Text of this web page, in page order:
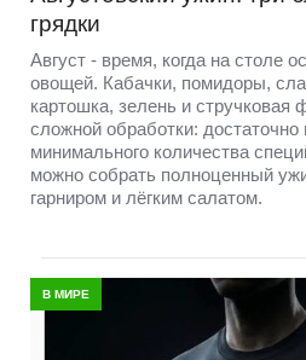
грядки
Август - время, когда на столе
овощей. Кабачки, помидоры,
картошка, зелень и стручковая
сложной обработки: достаточно
минимального количества
можно собрать полноценный
гарниром и лёгким салатом.
В МИРЕ